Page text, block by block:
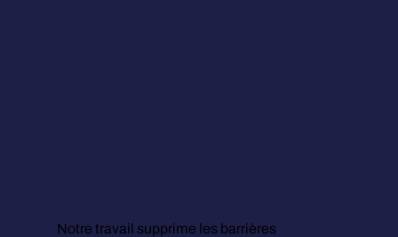
Notre travail supprime les barrières